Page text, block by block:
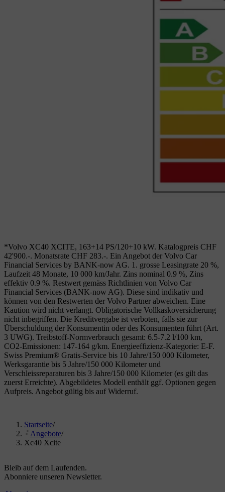
*Volvo XC40 XCITE, 163+14 PS/120+10 kW. Katalogpreis CHF
42'900.-. Monatsrate CHF 283.-. Ein Angebot der Volvo Car
Financial Services by BANK-now AG. 1. grosse Leasingrate 20 %,
Laufzeit 48 Monate, 10 000 km/Jahr. Zins nominal 0.9 %, Zins
effektiv 0.9 %. Restwert gemäss Richtlinien von Volvo Car
Financial Services (BANK-now AG). Diese sind indikativ und
können von den Restwerten der Volvo Partner abweichen. Eine
Kaution wird nicht verlangt. Obligatorische Vollkaskoversicherung
nicht inbegriffen. Die Kreditvergabe ist verboten, falls sie zur
Überschuldung der Konsumentin oder des Konsumenten führt (Art.
3 UWG). Treibstoff-Normverbrauch gesamt: 6.5-7.2 l/100 km,
CO2-Emissionen: 147-164 g/km. Energieeffizienz-Kategorie: E-F.
Swiss Premium® Gratis-Service bis 10 Jahre/150 000 Kilometer,
Werksgarantie bis 5 Jahre/150 000 Kilometer und
Verschleissreparaturen bis 3 Jahre/150 000 Kilometer (es gilt das
zuerst Erreichte). Abgebildetes Modell enthält ggf. Optionen gegen
Aufpreis. Angebot gültig bis auf Widerruf.
Startseite/
Angebote/
Xc40 Xcite